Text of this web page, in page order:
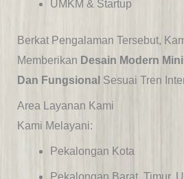
UMKM & Startup
Berkat Pengalaman Tersebut,
Memberikan Desain Modern
Dan Fungsional Sesuai Tren
Area Layanan Kami
Kami Melayani:
Pekalongan Kota